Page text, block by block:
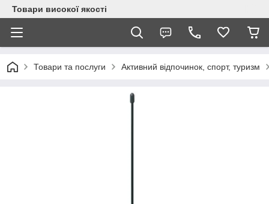
Товари високої якості
Товари та послуги Активний відпочинок, спорт, туризм